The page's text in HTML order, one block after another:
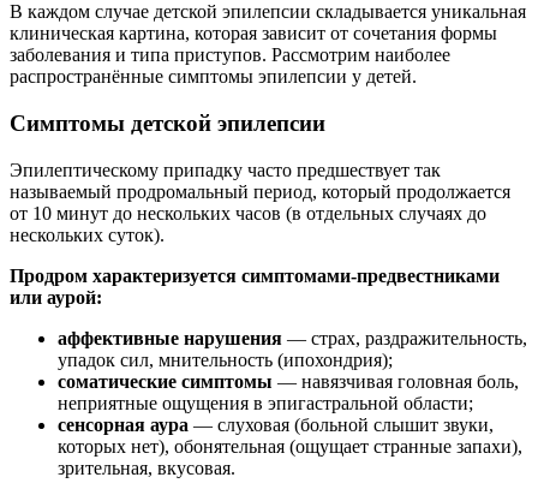
В каждом случае детской эпилепсии складывается уникальная
клиническая картина, которая зависит от сочетания формы
заболевания и типа приступов. Рассмотрим наиболее
распространённые симптомы эпилепсии у детей.
Симптомы детской эпилепсии
Эпилептическому припадку часто предшествует так
называемый продромальный период, который продолжается
от 10 минут до нескольких часов (в отдельных случаях до
нескольких суток).
Продром характеризуется симптомами-предвестниками
или аурой:
аффективные нарушения — страх, раздражительность,
упадок сил, мнительность (ипохондрия);
соматические симптомы — навязчивая головная боль,
неприятные ощущения в эпигастральной области;
сенсорная аура — слуховая (больной слышит звуки,
которых нет), обонятельная (ощущает странные запахи),
зрительная, вкусовая.